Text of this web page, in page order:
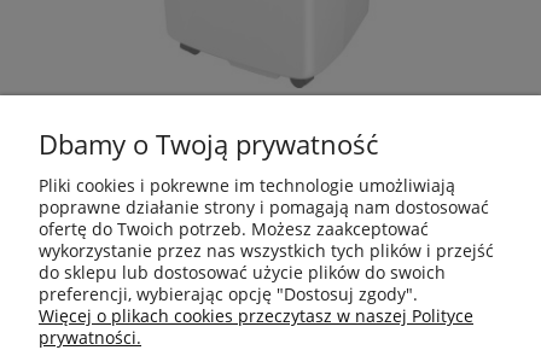
LIN TAC-07CPB/DL2 klimatyzator
przenośny
1 199,00 zł
POWIADOM O DOSTĘPNOŚCI
Dbamy o Twoją prywatność
Pliki cookies i pokrewne im technologie umożliwiają
poprawne działanie strony i pomagają nam dostosować
ofertę do Twoich potrzeb. Możesz zaakceptować
wykorzystanie przez nas wszystkich tych plików i przejść
do sklepu lub dostosować użycie plików do swoich
preferencji, wybierając opcję "Dostosuj zgody".
Więcej o plikach cookies przeczytasz w naszej Polityce
prywatności.